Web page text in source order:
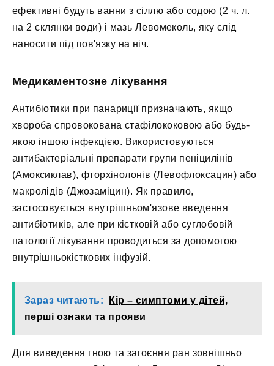
ефективні будуть ванни з сіллю або содою (2 ч. л.
на 2 склянки води) і мазь Левомеколь, яку слід
наносити під пов'язку на ніч.
Медикаментозне лікування
Антибіотики при панариції призначають, якщо
хвороба спровокована стафілококовою або будь-
якою іншою інфекцією. Використовуються
антибактеріальні препарати групи пеніцилінів
(Амоксиклав), фторхінолонів (Левофлоксацин) або
макролідів (Джозаміцин). Як правило,
застосовується внутрішньом'язове введення
антибіотиків, але при кістковій або суглобовій
патології лікування проводиться за допомогою
внутрішньокісткових інфузій.
Зараз читають:
Кір – симптоми у дітей,
перші ознаки та прояви
Для виведення гною та загоєння ран зовнішньо